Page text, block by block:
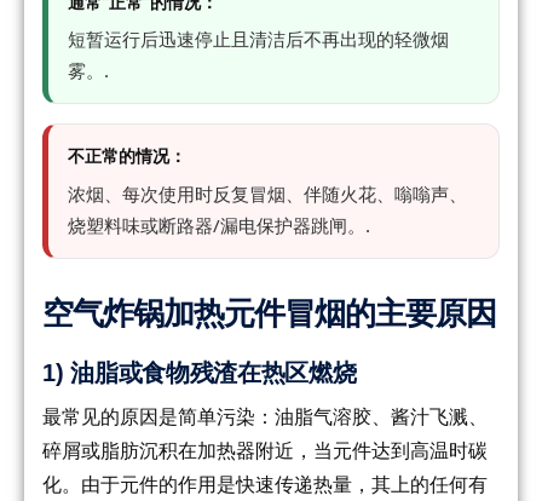
短暂运行后迅速停止且清洁后不再出现的轻微烟
雾。.
不正常的情况：
浓烟、每次使用时反复冒烟、伴随火花、嗡嗡声、
烧塑料味或断路器/漏电保护器跳闸。.
空气炸锅加热元件冒烟的主要原因
1) 油脂或食物残渣在热区燃烧
最常见的原因是简单污染：油脂气溶胶、酱汁飞溅、
碎屑或脂肪沉积在加热器附近，当元件达到高温时碳
化。由于元件的作用是快速传递热量，其上的任何有